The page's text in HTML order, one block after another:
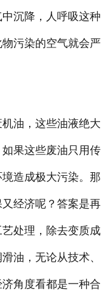
沉降，人呼吸这种
污染的空气就会严
油，这些油液绝大
果这些废油只用传
造成极大污染。那
经济呢？答案是再
处理，除去变质成
油，无论从技术、
角度看都是一种合